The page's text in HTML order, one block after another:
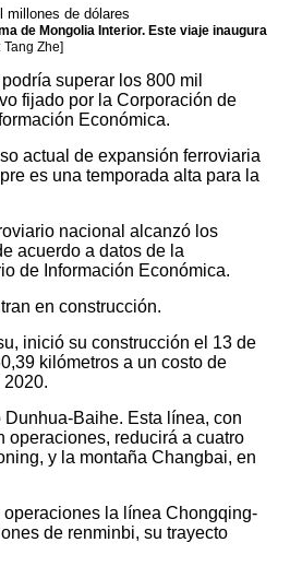
millones de dólares
de Mongolia Interior. Este viaje inaugura
Tang Zhe]
superar los 800 mil
fijado por la Corporación de
Económica.
actual de expansión ferroviaria
es una temporada alta para la
nacional alcanzó los
acuerdo a datos de la
de Información Económica.
en construcción.
inició su construcción el 13 de
kilómetros a un costo de
Baihe. Esta línea, con
operaciones, reducirá a cuatro
y la montaña Changbai, en
la línea Chongqing-
de renminbi, su trayecto